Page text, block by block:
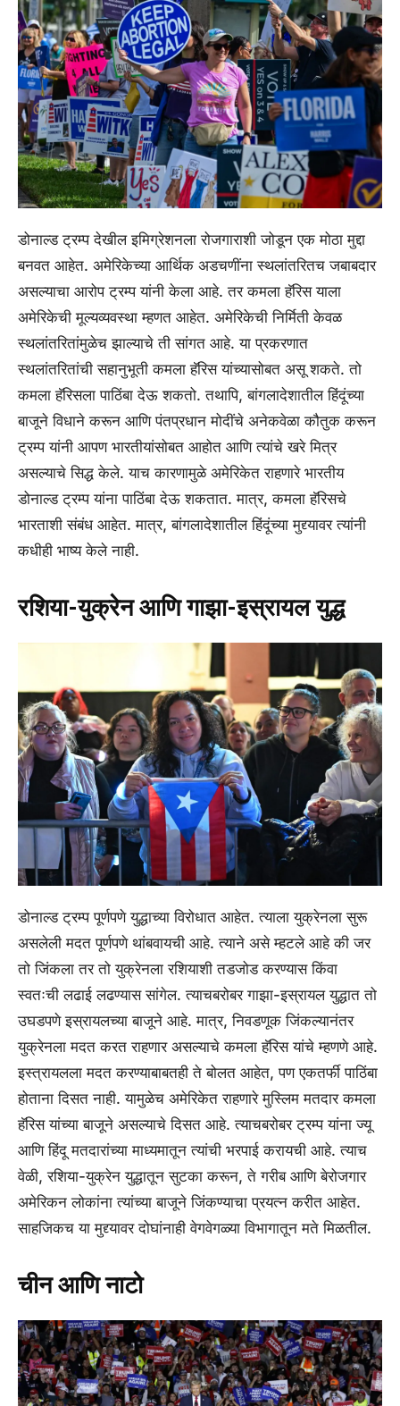
डोनाल्ड ट्रम्प देखील इमिग्रेशनला रोजगाराशी जोडून एक मोठा मुद्दा
बनवत आहेत. अमेरिकेच्या आर्थिक अडचणींना स्थलांतरितच जबाबदार
असल्याचा आरोप ट्रम्प यांनी केला आहे. तर कमला हॅरिस याला
अमेरिकेची मूल्यव्यवस्था म्हणत आहेत. अमेरिकेची निर्मिती केवळ
स्थलांतरितांमुळेच झाल्याचे ती सांगत आहे. या प्रकरणात
स्थलांतरितांची सहानुभूती कमला हॅरिस यांच्यासोबत असू शकते. तो
कमला हॅरिसला पाठिंबा देऊ शकतो. तथापि, बांगलादेशातील हिंदूंच्या
बाजूने विधाने करून आणि पंतप्रधान मोदींचे अनेकवेळा कौतुक करून
ट्रम्प यांनी आपण भारतीयांसोबत आहोत आणि त्यांचे खरे मित्र
असल्याचे सिद्ध केले. याच कारणामुळे अमेरिकेत राहणारे भारतीय
डोनाल्ड ट्रम्प यांना पाठिंबा देऊ शकतात. मात्र, कमला हॅरिसचे
भारताशी संबंध आहेत. मात्र, बांगलादेशातील हिंदूंच्या मुद्द्यावर त्यांनी
कधीही भाष्य केले नाही.
रशिया-युक्रेन आणि गाझा-इस्रायल युद्ध
डोनाल्ड ट्रम्प पूर्णपणे युद्धाच्या विरोधात आहेत. त्याला युक्रेनला सुरू
असलेली मदत पूर्णपणे थांबवायची आहे. त्याने असे म्हटले आहे की जर
तो जिंकला तर तो युक्रेनला रशियाशी तडजोड करण्यास किंवा
स्वतःची लढाई लढण्यास सांगेल. त्याचबरोबर गाझा-इस्रायल युद्धात तो
उघडपणे इस्रायलच्या बाजूने आहे. मात्र, निवडणूक जिंकल्यानंतर
युक्रेनला मदत करत राहणार असल्याचे कमला हॅरिस यांचे म्हणणे आहे.
इस्त्रायलला मदत करण्याबाबतही ते बोलत आहेत, पण एकतर्फी पाठिंबा
होताना दिसत नाही. यामुळेच अमेरिकेत राहणारे मुस्लिम मतदार कमला
हॅरिस यांच्या बाजूने असल्याचे दिसत आहे. त्याचबरोबर ट्रम्प यांना ज्यू
आणि हिंदू मतदारांच्या माध्यमातून त्यांची भरपाई करायची आहे. त्याच
वेळी, रशिया-युक्रेन युद्धातून सुटका करून, ते गरीब आणि बेरोजगार
अमेरिकन लोकांना त्यांच्या बाजूने जिंकण्याचा प्रयत्न करीत आहेत.
साहजिकच या मुद्द्यावर दोघांनाही वेगवेगळ्या विभागातून मते मिळतील.
चीन आणि नाटो